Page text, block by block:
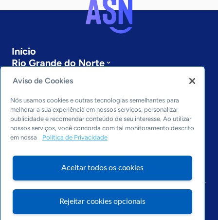
Início
Rio Grande do Norte
Sobre a ASN
Últimas notícias
Entre em contato
Editorias
Economia & Política
Inovação & Tecnologia
Cultura empreendedora
Arquivo
Aviso de Cookies
Nós usamos cookies e outras tecnologias semelhantes para
melhorar a sua experiência em nossos serviços, personalizar
publicidade e recomendar conteúdo de seu interesse. Ao utilizar
nossos serviços, você concorda com tal monitoramento descrito
em nossa
Política de Privacidade
Aceitar todos os cookies
Rejeitar cookies opcionais